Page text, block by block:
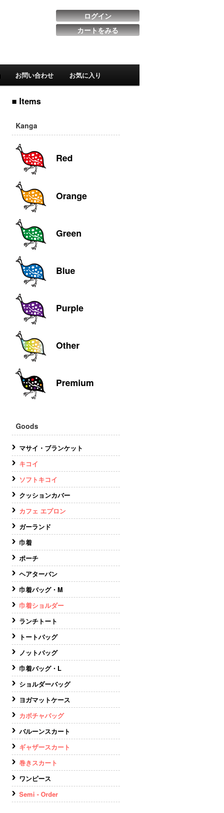
ログイン
カートをみる
お問い合わせ お気に入り
■ Items
Kanga
Red
Orange
Green
Blue
Purple
Other
Premium
Goods
マサイ・ブランケット
キコイ
ソフトキコイ
クッションカバー
カフェ エプロン
ガーランド
巾着
ポーチ
ヘアターバン
巾着バッグ・M
巾着ショルダー
ランチトート
トートバッグ
ノットバッグ
巾着バッグ・L
ショルダーバッグ
ヨガマットケース
カボチャバッグ
バルーンスカート
ギャザースカート
巻きスカート
ワンピース
Semi - Order